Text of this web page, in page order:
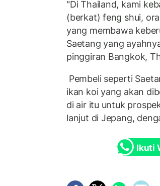
"Di Thailand, kami
(berkat) feng shui,
yang membawa
Saetang yang
pinggiran Bangkok,
Pembeli seperti
ikan koi yang akan
di air itu untuk
lanjut di Jepang,
Ikuti